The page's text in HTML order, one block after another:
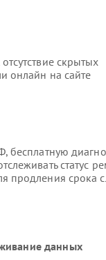
скрытых
онлайн на сайте
бесплатную
статус
продления срока
данных